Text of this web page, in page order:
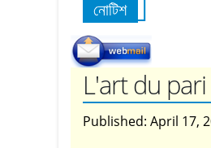
নোটিশ
L'art du
Published: April 17,